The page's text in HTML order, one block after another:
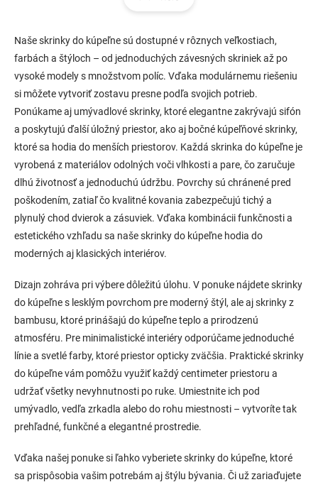
d
c
i
e
p
r
v
y
v
ý
p
i
s
u
á
k
o
v
n
i
e
Naše skrinky do kúpeľne sú dostupné v rôznych veľkostiach,
farbách a štýloch – od jednoduchých závesných skriniek až po
vysoké modely s množstvom políc. Vďaka modulárnemu riešeniu
si môžete vytvoriť zostavu presne podľa svojich potrieb.
Ponúkame aj umývadlové skrinky, ktoré elegantne zakrývajú sifón
a poskytujú ďalší úložný priestor, ako aj bočné kúpeľňové skrinky,
ktoré sa hodia do menších priestorov. Každá skrinka do kúpeľne je
vyrobená z materiálov odolných voči vlhkosti a pare, čo zaručuje
dlhú životnosť a jednoduchú údržbu. Povrchy sú chránené pred
poškodením, zatiaľ čo kvalitné kovania zabezpečujú tichý a
plynulý chod dvierok a zásuviek. Vďaka kombinácii funkčnosti a
estetického vzhľadu sa naše skrinky do kúpeľne hodia do
moderných aj klasických interiérov.
Dizajn zohráva pri výbere dôležitú úlohu. V ponuke nájdete skrinky
do kúpeľne s lesklým povrchom pre moderný štýl, ale aj skrinky z
bambusu, ktoré prinášajú do kúpeľne teplo a prirodzenú
atmosféru. Pre minimalistické interiéry odporúčame jednoduché
línie a svetlé farby, ktoré priestor opticky zväčšia. Praktické skrinky
do kúpeľne vám pomôžu využiť každý centimeter priestoru a
udržať všetky nevyhnutnosti po ruke. Umiestnite ich pod
umývadlo, vedľa zrkadla alebo do rohu miestnosti – vytvoríte tak
prehľadné, funkčné a elegantné prostredie.
Vďaka našej ponuke si ľahko vyberiete skrinky do kúpeľne, ktoré
sa prispôsobia vašim potrebám aj štýlu bývania. Či už zariaďujete